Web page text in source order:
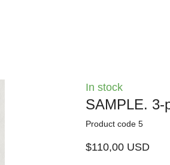
In stock
SAMPLE. 3-
Product code 5
$110,00 USD